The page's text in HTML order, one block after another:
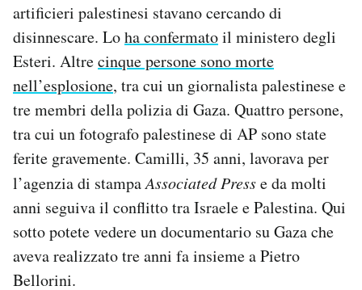
AREA PERSONALE
Area Personale
Notifiche mobile
Regala il Post
Hai bisogno di aiuto?
Esci
artificieri palestinesi stavano cercando di
disinnescare. Loha confermatoil ministero degli
Esteri. Altrecinque persone sono morte
nell’esplosione, tra cui un giornalista palestinese e
tre membri della polizia di Gaza. Quattro persone,
tra cui un fotografo palestinese di AP sono state
ferite gravemente. Camilli, 35 anni, lavorava per
l’agenzia di stampaAssociated Presse da molti
anni seguiva il conflitto tra Israele e Palestina. Qui
sotto potete vedere un documentario su Gaza che
aveva realizzato tre anni fa insieme a Pietro
Bellorini.